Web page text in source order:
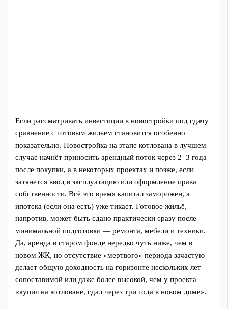
Если рассматривать инвестиции в новостройки под сдачу
сравнение с готовым жильем становится особенно
показательно. Новостройка на этапе котлована в лучшем
случае начнёт приносить арендный поток через 2–3 года
после покупки, а в некоторых проектах и позже, если
затянется ввод в эксплуатацию или оформление права
собственности. Всё это время капитал заморожен, а
ипотека (если она есть) уже тикает. Готовое жильё,
напротив, может быть сдано практически сразу после
минимальной подготовки — ремонта, мебели и техники.
Да, аренда в старом фонде нередко чуть ниже, чем в
новом ЖК, но отсутствие «мертвого» периода зачастую
делает общую доходность на горизонте нескольких лет
сопоставимой или даже более высокой, чем у проекта
«купил на котловане, сдал через три года в новом доме».